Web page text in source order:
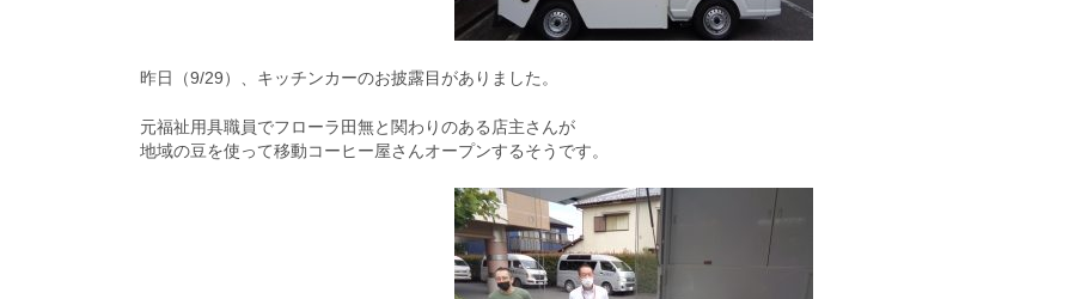
昨日（9/29）、キッチンカーのお披露目がありました。
元福祉用具職員でフローラ田無と関わりのある店主さんが
地域の豆を使って移動コーヒー屋さんオープンするそうです。